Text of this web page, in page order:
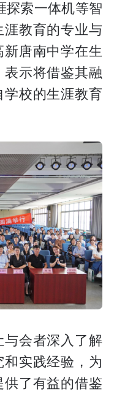
探索一体机等智
教育的专业与
唐南中学在生
示将借鉴其融
校的生涯教育
会者深入了解
实践经验，为
了有益的借鉴